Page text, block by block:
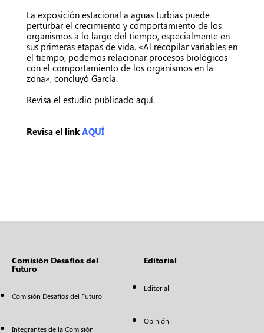
La exposición estacional a aguas turbias puede
perturbar el crecimiento y comportamiento de los
organismos a lo largo del tiempo, especialmente en
sus primeras etapas de vida. «Al recopilar variables en
el tiempo, podemos relacionar procesos biológicos
con el comportamiento de los organismos en la
zona», concluyó García.
Revisa el estudio publicado aquí.
Revisa el link AQUÍ
Comisión Desafíos del
Futuro
Comisión Desafíos del Futuro
Integrantes de la Comisión
Editorial
Editorial
Opinión